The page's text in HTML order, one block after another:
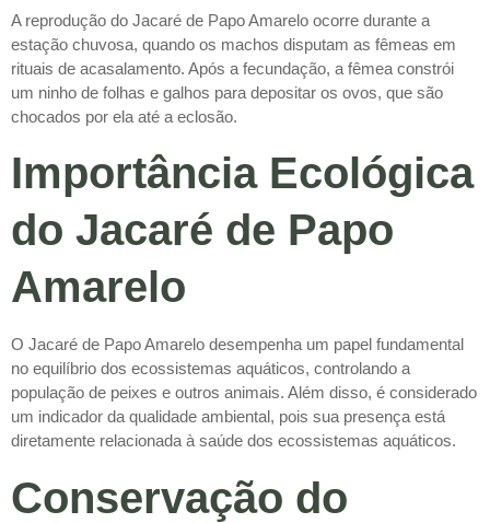
A reprodução do Jacaré de Papo Amarelo ocorre durante a
estação chuvosa, quando os machos disputam as fêmeas em
rituais de acasalamento. Após a fecundação, a fêmea constrói
um ninho de folhas e galhos para depositar os ovos, que são
chocados por ela até a eclosão.
Importância Ecológica
do Jacaré de Papo
Amarelo
O Jacaré de Papo Amarelo desempenha um papel fundamental
no equilíbrio dos ecossistemas aquáticos, controlando a
população de peixes e outros animais. Além disso, é considerado
um indicador da qualidade ambiental, pois sua presença está
diretamente relacionada à saúde dos ecossistemas aquáticos.
Conservação do